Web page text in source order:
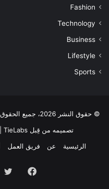
Fashion
Technology
Business
Lifestyle
Sports
© حقوق النشر 2026، جميع الحقوق محفوظة |
تصميمه من قِبل TieLabs
الرئيسية
عن فريق العمل
فيسبوك